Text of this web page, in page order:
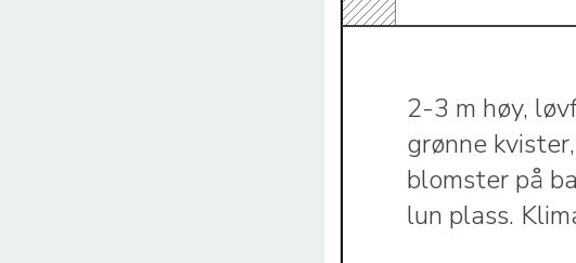
2-3 m høy,
grønne
blomster på
lun plass.